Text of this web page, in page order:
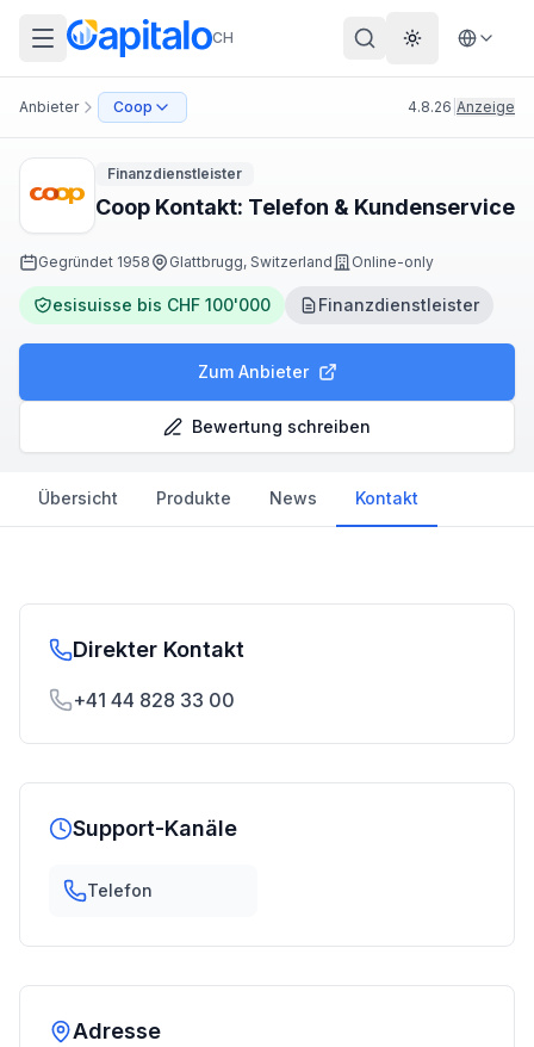
CH Theme
Anbieter Coop 4.8.26 Anzeige
Finanzdienstleister
Coop Kontakt: Telefon & Kundenservice
Gegründet 1958 Glattbrugg, Switzerland Online-only
esisuisse bis CHF 100'000 Finanzdienstleister
Zum Anbieter
Bewertung schreiben
Übersicht Produkte News Kontakt
Direkter Kontakt
+41 44 828 33 00
Support-Kanäle
Telefon
Adresse